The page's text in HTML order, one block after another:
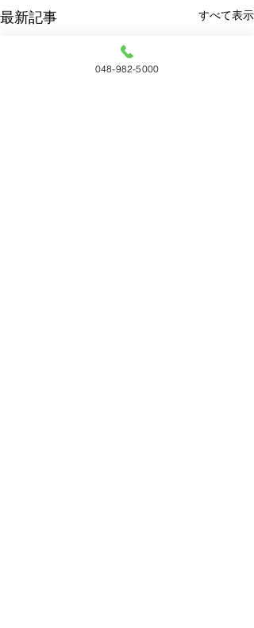
最新記事 すべて表示
048-982-5000